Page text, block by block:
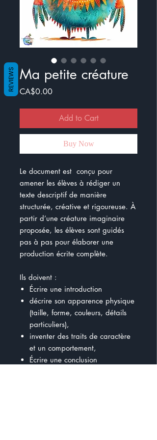
Ma petite créature
CA$0.00Price
Add to Cart
Buy Now
Le document est conçu pour
amener les élèves à rédiger un
texte descriptif de manière
structurée, créative et rigoureuse. À
partir d’une créature imaginaire
proposée, les élèves sont guidés
pas à pas pour élaborer une
production écrite complète.
Ils doivent :
Écrire une introduction
décrire son apparence physique
(taille, forme, couleurs, détails
particuliers),
inventer des traits de caractère
et un comportement,
Écrire une conclusion
REVIEWS